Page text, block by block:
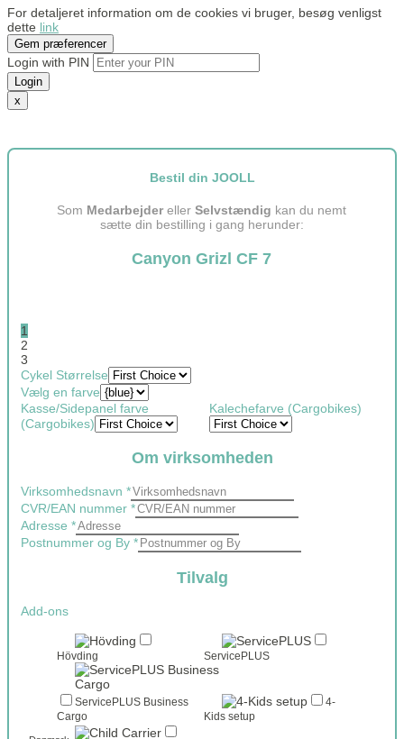
For detaljeret information om de cookies vi bruger, besøg venligst
dette link
Gem præferencer
Login with PIN
Login
x
Bestil din JOOLL
Som Medarbejder ellerSelvstændig kan du nemt
sætte din bestilling i gang herunder:
Canyon Grizl CF 7
1
2
3
Cykel Størrelse
Vælg en farve
Kasse/Sidepanel farve
(Cargobikes)
Kalechefarve (Cargobikes)
Om virksomheden
Virksomhedsnavn *
CVR/EAN nummer *
Adresse *
Postnummer og By *
Tilvalg
Add-ons
Hövding ServicePLUS
ServicePLUS Business
Cargo
4-
Kids setup